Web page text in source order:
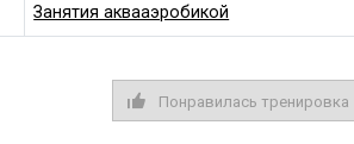
Занятия аквааэробикой
Понравилась тренировка